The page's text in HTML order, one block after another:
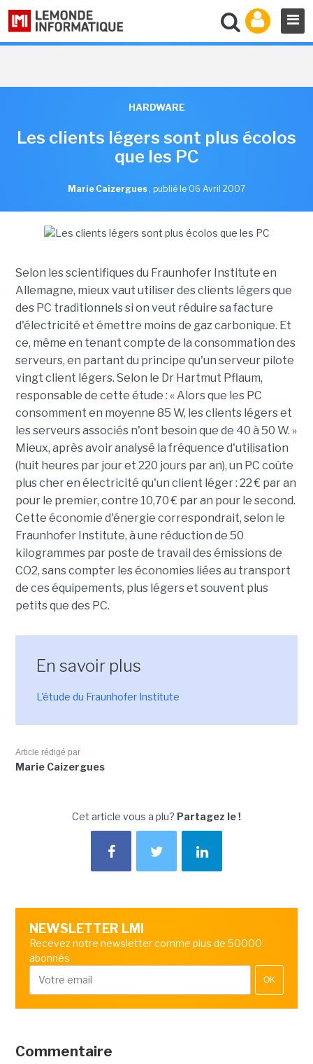
HARDWARE
Les clients légers sont plus écolos
que les PC
Marie Caizergues , publié le 06 Avril 2007
Selon les scientifiques du Fraunhofer Institute en
Allemagne, mieux vaut utiliser des clients légers que
des PC traditionnels si on veut réduire sa facture
d'électricité et émettre moins de gaz carbonique. Et
ce, même en tenant compte de la consommation des
serveurs, en partant du principe qu'un serveur pilote
vingt client légers. Selon le Dr Hartmut Pflaum,
responsable de cette étude : « Alors que les PC
consomment en moyenne 85 W, les clients légers et
les serveurs associés n'ont besoin que de 40 à 50 W. »
Mieux, après avoir analysé la fréquence d'utilisation
(huit heures par jour et 220 jours par an), un PC coûte
plus cher en électricité qu'un client léger : 22 € par an
pour le premier, contre 10,70 € par an pour le second.
Cette économie d'énergie correspondrait, selon le
Fraunhofer Institute, à une réduction de 50
kilogrammes par poste de travail des émissions de
CO2, sans compter les économies liées au transport
de ces équipements, plus légers et souvent plus
petits que des PC.
En savoir plus
L'étude du Fraunhofer Institute
Article rédigé par
Marie Caizergues
Cet article vous a plu? Partagez le !
NEWSLETTER LMI
Recevez notre newsletter comme plus de 50000
abonnés
OK
Commentaire